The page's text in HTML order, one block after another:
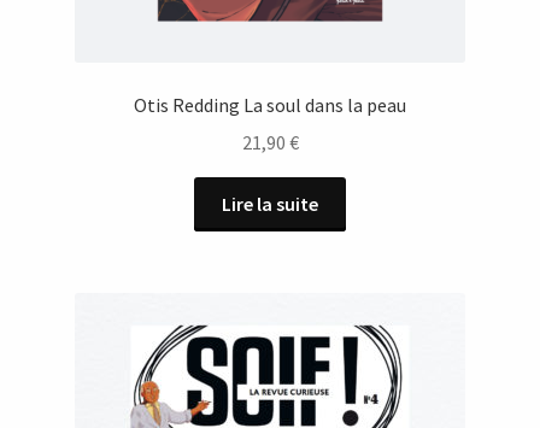
Otis Redding La soul dans la peau
21,90 €
Lire la suite